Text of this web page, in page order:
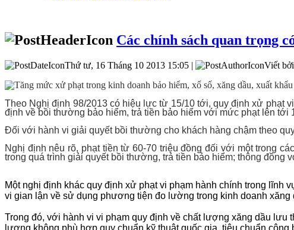
Các chính sách quan trọng
Thứ tư, 16 Tháng 10 2013 15:05 |
Viết
Tăng mức xử phạt trong kinh doanh bảo hiểm, xổ số, xăng dầu, xuất
Theo Nghị định 98/2013 có hiệu lực từ 15/10 tới, quy định xử phạt
định về bồi thường bảo hiểm, trả tiền bảo hiểm với mức phạt lên tới
Đối với hành vi giải quyết bồi thường cho khách hàng chậm theo
Nghị định nêu rõ, phạt tiền từ 60-70 triệu đồng đối với một trong
trong quá trình giải quyết bồi thường, trả tiền bảo hiểm; thông
Một nghị định khác quy định xử phạt vi phạm hành chính trong lĩnh
vi gian lận về sử dụng phương tiện đo lường trong kinh doanh xăng
Trong đó, với hành vi vi phạm quy định về chất lượng xăng dầu lưu
lượng không phù hợp quy chuẩn kỹ thuật quốc gia, tiêu chuẩn công